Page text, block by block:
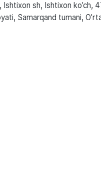
sh, Ishtixon ko’ch,
Samarqand tumani,